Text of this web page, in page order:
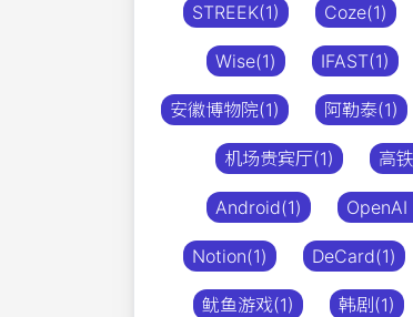
STREEK(1) Coze(1)
Wise(1) IFAST(1)
安徽博物院(1) 阿勒泰(1)
机场贵宾厅(1) 高
Android(1) OpenAI
Notion(1) DeCard(1)
鱿鱼游戏(1) 韩剧(1)